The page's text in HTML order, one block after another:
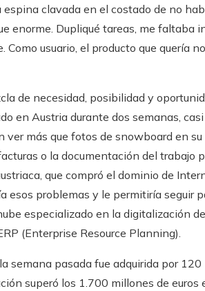
clavada en el costado de no
enorme. Dupliqué tareas, me faltaba
usuario, el producto que quería
de necesidad, posibilidad y
en Austria durante dos semanas,
más que fotos de snowboard en su
o la documentación del trabajo
que compró el dominio de
esos problemas y le permitiría seguir
especializado en la digitalización
(Enterprise Resource Planning).
semana pasada fue adquirida por
superó los 1.700 millones de euros